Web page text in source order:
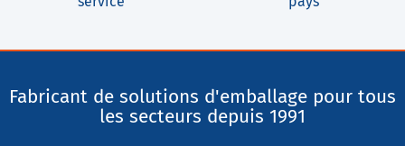
Fabricant de solutions d'emballage pour tous
les secteurs depuis 1991